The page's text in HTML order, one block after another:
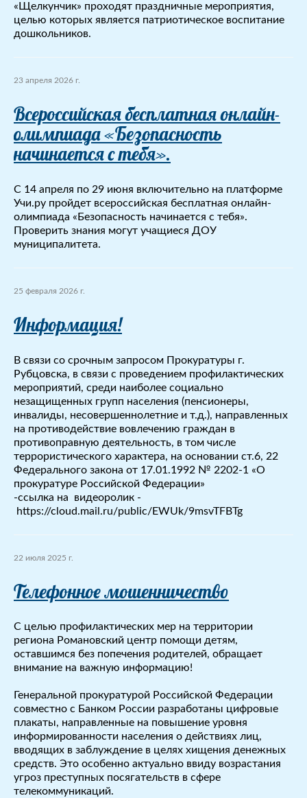
«Щелкунчик» проходят праздничные мероприятия,
целью которых является патриотическое воспитание
дошкольников.
23 апреля 2026 г.
Всероссийская бесплатная онлайн-
олимпиада «Безопасность
начинается с тебя».
С 14 апреля по 29 июня включительно на платформе
Учи.ру пройдет всероссийская бесплатная онлайн-
олимпиада «Безопасность начинается с тебя».
Проверить знания могут учащиеся ДОУ
муниципалитета.
25 февраля 2026 г.
Информация!
В связи со срочным запросом Прокуратуры г.
Рубцовска, в связи с проведением профилактических
мероприятий, среди наиболее социально
незащищенных групп населения (пенсионеры,
инвалиды, несовершеннолетние и т.д.), направленных
на противодействие вовлечению граждан в
противоправную деятельность, в том числе
террористического характера, на основании ст.6, 22
Федерального закона от 17.01.1992 № 2202-1 «О
прокуратуре Российской Федерации»
-ссылка на видеоролик -
https://cloud.mail.ru/public/EWUk/9msvTFBTg
22 июля 2025 г.
Телефонное мошенничество
С целью профилактических мер на территории
региона Романовский центр помощи детям,
оставшимся без попечения родителей, обращает
внимание на важную информацию!
Генеральной прокуратурой Российской Федерации
совместно с Банком России разработаны цифровые
плакаты, направленные на повышение уровня
информированности населения о действиях лиц,
вводящих в заблуждение в целях хищения денежных
средств. Это особенно актуально ввиду возрастания
угроз преступных посягательств в сфере
телекоммуникаций.